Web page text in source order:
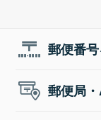
郵便番
郵便局